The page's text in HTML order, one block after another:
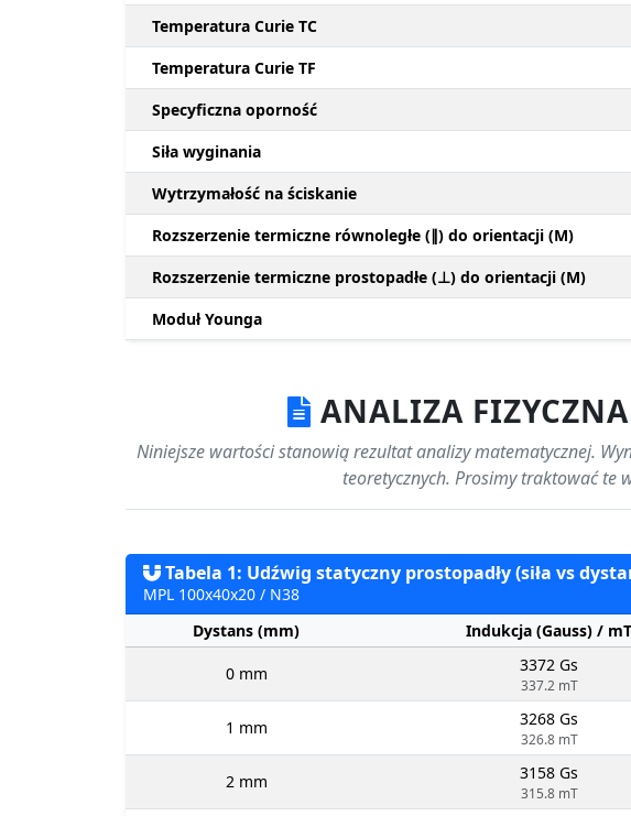
Temperatura Curie TC
Temperatura Curie TF
Specyficzna oporność
Siła wyginania
Wytrzymałość na ściskanie
Rozszerzenie termiczne równoległe (∥) do orientacji (M)
Rozszerzenie termiczne prostopadłe (⊥) do orientacji (M)
Moduł Younga
ANALIZA
Niniejsze wartości stanowią rezultat analizy matematycznej.
teoretycznych. Prosimy traktować te
Tabela 1: Udźwig statyczny prostopadły (siła vs
MPL 100x40x20 / N38
Dystans (mm)
Indukcja (Gauss) / mT
0 mm 3372 Gs
337.2 mT
1 mm 3268 Gs
326.8 mT
2 mm 3158 Gs
315.8 mT